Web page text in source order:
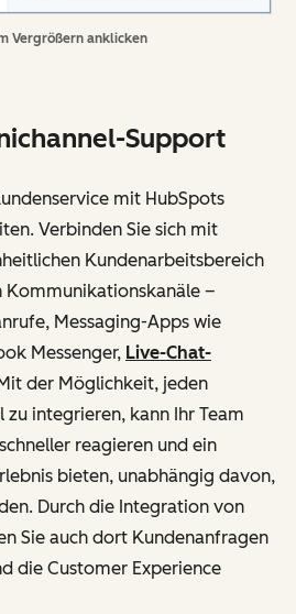
Vergrößern anklicken
Support
mit HubSpots
Verbinden Sie sich mit
Kundenarbeitsbereich
–
Messaging-Apps wie
Messenger, Live-Chat-
der Möglichkeit, jeden
integrieren, kann Ihr Team
reagieren und ein
bieten, unabhängig davon,
Durch die Integration von
Sie auch dort Kundenanfragen
die Customer Experience